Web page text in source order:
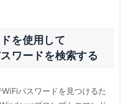
を使用して
ワードを検索する
パスワードを見つけるた